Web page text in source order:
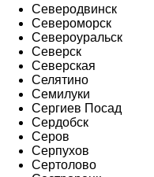
Северодвинск
Североморск
Североуральск
Северск
Северская
Селятино
Семилуки
Сергиев Посад
Сердобск
Серов
Серпухов
Сертолово